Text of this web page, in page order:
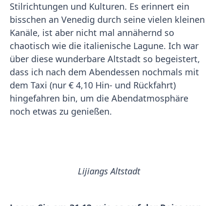
Stilrichtungen und Kulturen. Es erinnert ein
bisschen an Venedig durch seine vielen kleinen
Kanäle, ist aber nicht mal annähernd so
chaotisch wie die italienische Lagune. Ich war
über diese wunderbare Altstadt so begeistert,
dass ich nach dem Abendessen nochmals mit
dem Taxi (nur € 4,10 Hin- und Rückfahrt)
hingefahren bin, um die Abendatmosphäre
noch etwas zu genießen.
Lijiangs Altstadt